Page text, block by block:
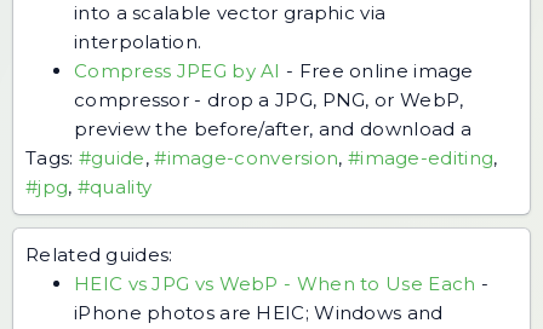
into a scalable vector graphic via
interpolation.
Compress JPEG by AI - Free online image
compressor - drop a JPG, PNG, or WebP,
preview the before/after, and download a
Tags: #guide,#image-conversion, #image-editing,
#jpg, #quality
Related guides:
HEIC vs JPG vs WebP - When to Use Each -
iPhone photos are HEIC; Windows and